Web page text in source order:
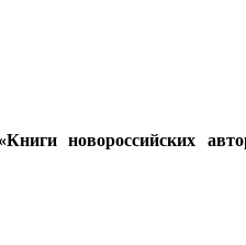
новороссийских